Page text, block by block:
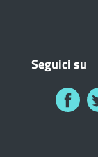
Seguici su